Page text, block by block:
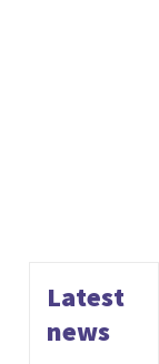
Latest
news